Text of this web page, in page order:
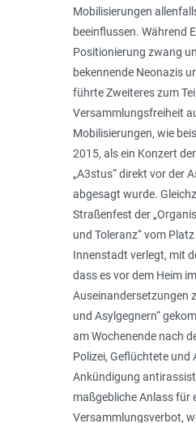
Mobilisierungen
beein­flussen. Während
Positionierung zwang
bekennende Neonazis
führte Zweiteres zum
Versammlungsfreiheit
Mobilisierungen, wie
2015, als ein Konzert
„A3stus“ direkt vor der
abgesagt wurde.
Straßenfest der
und Toleranz“ vom
Innenstadt verlegt, mit
dass es vor dem Heim
Auseinandersetzungen
und Asylgegnern“
am Wochenende nach
Polizei, Geflüchtete
Ankündigung
maßgebliche Anlass für
Versammlungsverbot,